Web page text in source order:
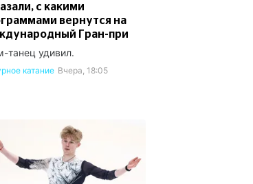
с какими
вернутся на
Гран-при
танец удивил.
катание Вчера, 18:05